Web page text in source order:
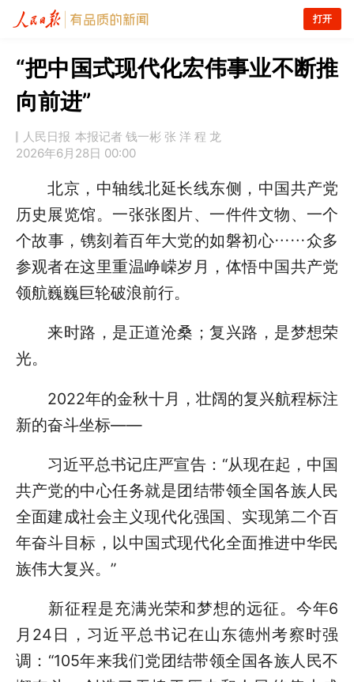
打开
“把中国式现代化宏伟事业不断推
向前进”
人民日报 本报记者 钱一彬 张 洋 程 龙
2026年6月28日 00:00
北京，中轴线北延长线东侧，中国共产党
历史展览馆。一张张图片、一件件文物、一个
个故事，镌刻着百年大党的如磐初心……众多
参观者在这里重温峥嵘岁月，体悟中国共产党
领航巍巍巨轮破浪前行。
来时路，是正道沧桑；复兴路，是梦想荣
光。
2022年的金秋十月，壮阔的复兴航程标注
新的奋斗坐标——
习近平总书记庄严宣告：“从现在起，中国
共产党的中心任务就是团结带领全国各族人民
全面建成社会主义现代化强国、实现第二个百
年奋斗目标，以中国式现代化全面推进中华民
族伟大复兴。”
新征程是充满光荣和梦想的远征。今年6
月24日，习近平总书记在山东德州考察时强
调：“105年来我们党团结带领全国各族人民不